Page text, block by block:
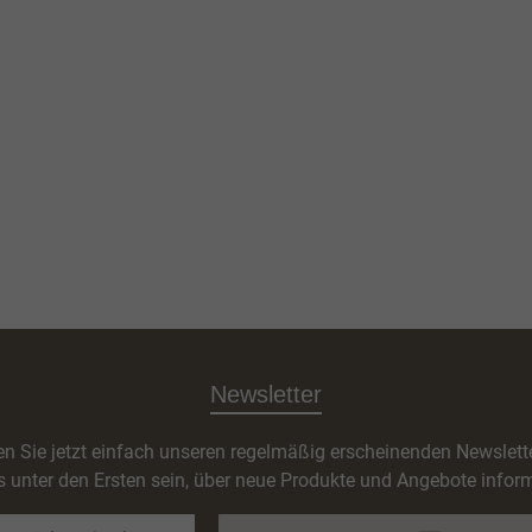
Newsletter
Sie jetzt einfach unseren regelmäßig erscheinenden
unter den Ersten sein, über neue Produkte und Angebote